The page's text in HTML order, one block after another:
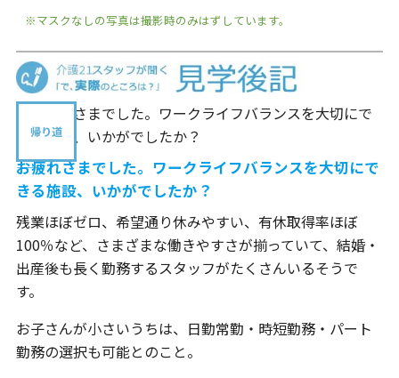
※マスクなしの写真は撮影時のみはずしています。
帰り道
――お疲れさまでした。ワークライフバランスを大切にで
きる施設、いかがでしたか？
残業ほぼゼロ、希望通り休みやすい、有休取得率ほぼ
100％など、さまざまな働きやすさが揃っていて、結婚・
出産後も長く勤務するスタッフがたくさんいるそうで
す。
お子さんが小さいうちは、日勤常勤・時短勤務・パート
勤務の選択も可能とのこと。